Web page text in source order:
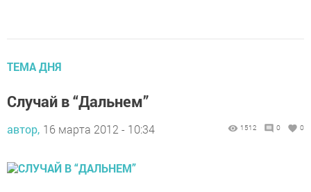
ТЕМА ДНЯ
Случай в “Дальнем”
автор, 16 марта 2012 - 10:34 1512 0 0